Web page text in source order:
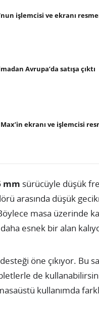
işlemcisi ve ekranı
Avrupa’da satışa çıktı
ekranı ve işlemcisi
mm sürücüyle düşük
arasında düşük
masa üzerinde
esnek bir alan
desteği öne çıkıyor. Bu
de
kullanımda